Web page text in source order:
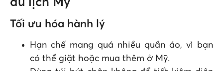
Tối ưu hóa hành lý
Hạn chế mang quá nhiều quần áo, vì bạn
có thể giặt hoặc mua thêm ở Mỹ.